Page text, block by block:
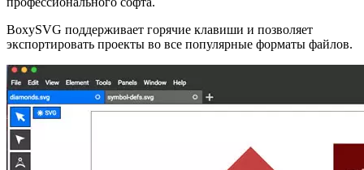
BoxySVG поддерживает горячие клавиши и позволяет
экспортировать проекты во все популярные форматы файлов.